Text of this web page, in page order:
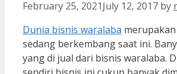
February 25, 2021July 12, 2017 by
Dunia bisnis waralaba
sedang berkembang saat ini.
yang di jual dari bisnis waralaba.